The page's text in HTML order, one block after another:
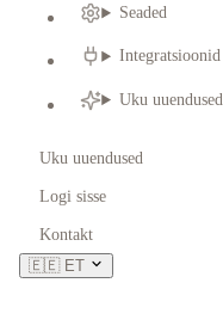
Seaded
Integratsioonid
Uku uuendused
Uku uuendused
Logi sisse
Kontakt
🇪🇪 ET